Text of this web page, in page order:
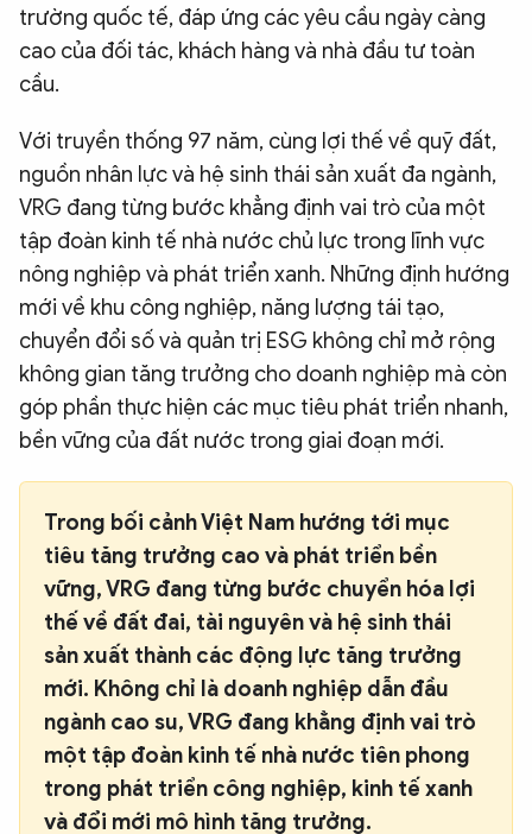
trường quốc tế, đáp ứng các yêu cầu ngày càng
cao của đối tác, khách hàng và nhà đầu tư toàn
cầu.
Với truyền thống 97 năm, cùng lợi thế về quỹ đất,
nguồn nhân lực và hệ sinh thái sản xuất đa ngành,
VRG đang từng bước khẳng định vai trò của một
tập đoàn kinh tế nhà nước chủ lực trong lĩnh vực
nông nghiệp và phát triển xanh. Những định hướng
mới về khu công nghiệp, năng lượng tái tạo,
chuyển đổi số và quản trị ESG không chỉ mở rộng
không gian tăng trưởng cho doanh nghiệp mà còn
góp phần thực hiện các mục tiêu phát triển nhanh,
bền vững của đất nước trong giai đoạn mới.
Trong bối cảnh Việt Nam hướng tới mục
tiêu tăng trưởng cao và phát triển bền
vững, VRG đang từng bước chuyển hóa lợi
thế về đất đai, tài nguyên và hệ sinh thái
sản xuất thành các động lực tăng trưởng
mới. Không chỉ là doanh nghiệp dẫn đầu
ngành cao su, VRG đang khẳng định vai trò
một tập đoàn kinh tế nhà nước tiên phong
trong phát triển công nghiệp, kinh tế xanh
và đổi mới mô hình tăng trưởng.